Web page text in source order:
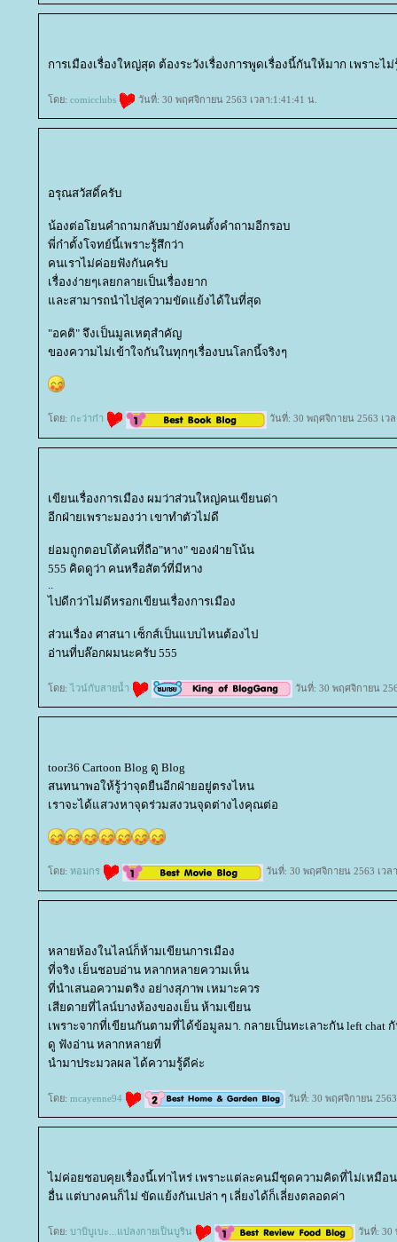
การเมืองเรื่องใหญ่สุด ต้องระวังเรื่องการพูดเรื่องนี้กันให้มาก เพราะ
ดย: comicclubs วันที่: 30 พฤศจิกายน 2563 เวลา:1:41:41 น.
อรุณสวัสดิ์ครับ
น้องต่อโยนคำถามกลับมายังคนตั้งคำถามอีกรอบ
พี่ก๋าตั้งโจทย์นี้เพราะรู้สึกว่า
คนเราไม่ค่อยฟังกันครับ
เรื่องง่ายๆเลยกลายเป็นเรื่องยาก
ละสามารถนำไปสู่ความขัดแย้งได้ในที่สุด
"อคติ" จึงเป็นมูลเหตุสำคัญ
ของความไม่เข้าใจกันในทุกๆเรื่องบนโลกนี้จริงๆ
ดย: กะว่าก๋า วันที่: 30 พฤศจิกายน 2563 เว
เขียนเรื่องการเมือง ผมว่าส่วนใหญ่คนเขียนด่า
อีกฝ่ายเพราะมองว่า เขาทำตัวไม่ดี
่อมถูกตอบโต้คนที่ถือ"หาง" ของฝ่ายโน้น
555 คิดดูว่า คนหรือสัตว์ที่มีหาง
ไปดีกว่าไม่ดีหรอกเขียนเรื่องการเมือง
ส่วนเรื่อง ศาสนา เซ็กส์เป็นแบบไหนต้องไป
อ่านที่บล๊อกผมนะครับ 555
ดย:ไวน์กับสายน้ำ วันที่: 30 พฤศจิกายน
toor36 Cartoon Blog ดู Blog
สนทนาพอให้รู้ว่าจุดยืนอีกฝ่ายอยู่ตรงไหน
เราจะได้แสวงหาจุดร่วมสงวนจุดต่างไงคุณต่อ
ดย: หอมกร วันที่: 30 พฤศจิกายน 2563 เวล
หลายห้องในไลน์ก็ห้ามเขียนการเมือง
ที่จริง เย็นชอบอ่าน หลากหลายความเห็น
ที่นำเสนอความตริง อย่างสุภาพ เหมาะควร
เสียดายที่ไลน์บางห้องของเย็น ห้ามเขียน
เพราะจากที่เขียนกันตามที่ได้ข้อมูลมา. กลายเป็นทะเลาะกัน left chat
ดู ฟังอ่าน หลากหลายที่
นำมาประมวลผล ได้ความรู้ดีค่ะ
ดย: mcayenne94 วันที่: 30 พฤศจิกายน
ไม่ค่อยชอบคุยเรื่องนี้เท่าไหร่ เพราะแต่ละคนมีชุดความคิดที่ไม่เหมื
อื่น แต่บางคนก็ไม่ ขัดแย้งกันเปล่า ๆ เลี่ยงได้ก็เลี่ยงตลอดค่า
ดย: บาบิบูเบะ...แปลงกายเป็นบูริน วันที่: 30